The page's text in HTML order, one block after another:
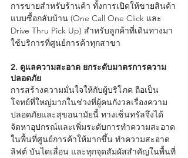
การขายสำหรับร้านค้า ทั้งการเปิดให้ขายสินค้า
แบบซื้อกลับบ้าน (One Call One Click และ
Drive Thru Pick Up) สำหรับลูกค้าที่เดินทางมา
ใช้บริการที่ศูนย์การค้าทุกสาขา
2. ดูแลความสะอาด ยกระดับมาตรการความ
ปลอดภัย
การสร้างความมั่นใจให้กับผู้บริโภค ถือเป็น
โจทย์ที่ใหญ่มากในช่วงที่ผู้คนกังวลเรื่องความ
ปลอดภัยและสุขอนามัยนี้ ทางเซ็นทรัลจึงได้
จัดหาอุปกรณ์และเพิ่มระดับการทำความสะอาด
ในพื้นที่ศูนย์การค้าให้มากขึ้น ทำความสะอาด
ลิฟต์ บันไดเลื่อน และทุกจุดสัมผัสสำคัญในพื้นที่